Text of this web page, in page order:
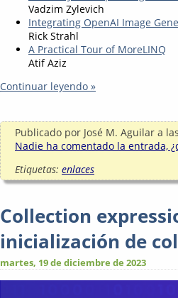
Vadzim Zylevich
Integrating OpenAI Image
Rick Strahl
A Practical Tour of MoreLINQ
Atif Aziz
Continuar leyendo »
Publicado por José M. Aguilar a
Nadie ha comentado la entrada,
Etiquetas: enlaces
Collection
inicialización de
martes, 19 de diciembre de 2023